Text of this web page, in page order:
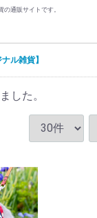
通販サイトです。
ル雑貨】
した。